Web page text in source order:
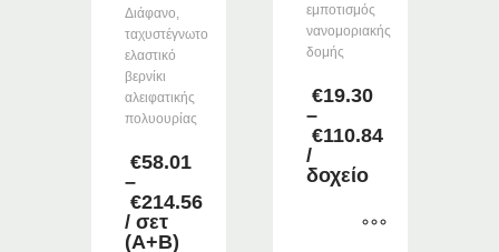
Διάφανο,
ταχυστέγνωτο
ελαστικό
βερνίκι
αλειφατικής
πολυουρίας
€58.01
–
€214.56
Price
range:
/ σετ
(Α+Β)
εμποτισμός
νανομοριακής
δομής
€19.30
–
€110.84
Price
range:
€19.30
through
/
δοχείο